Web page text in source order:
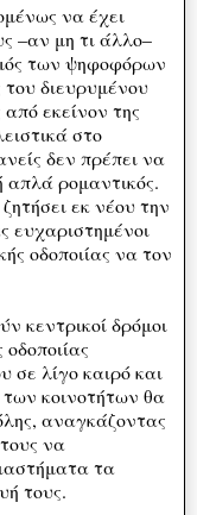
να έχει
–αν μη τι άλλο–
των ψηφοφόρων
του διευρυμένου
εκείνον της
στο
δεν πρέπει να
απλά ρομαντικός.
εκ νέου την
ευχαριστημένοι
οδοποιίας να τον
κεντρικοί δρόμοι
σε λίγο καιρό και
των κοινοτήτων θα
αναγκάζοντας
να
τα
τους.